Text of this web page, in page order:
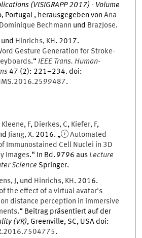
(VISIGRAPP 2017) - Volume
Portugal , herausgegeben vonAna
Dominique Bechmann und BrazJose.
und Hinrichs, KH . 2017.
Gesture Generation for Stroke-
.“IEEE Trans. Human-
47 (2): 221–234. doi:
.
Kleene, F, Dierkes, C, Kiefer, F,
Jiang,X. 2016. „
Automated
Immunostained Cell Nuclei in 3D
Images.“ In Bd. 9796 ausLecture
Science Springer.
, , und Hinrichs, KH . 2016.
the effect of a virtual avatar's
distance perception in immersive
.“ Beitrag präsentiert auf der
(VR), Greenville, SC, USA doi:
.